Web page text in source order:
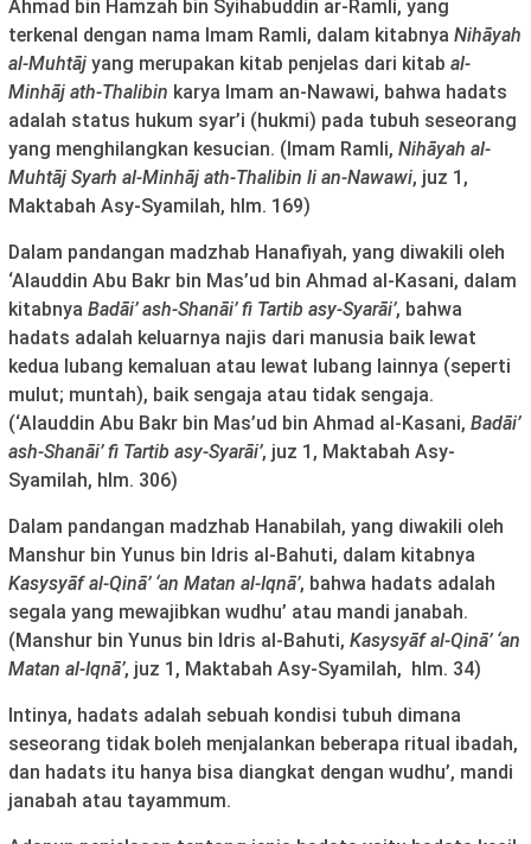
Ahmad bin Hamzah bin Syihabuddin ar-Ramli, yang
terkenal dengan nama Imam Ramli, dalam kitabnya Nihāyah
al-Muhtāj yang merupakan kitab penjelas dari kitab al-
Minhāj ath-Thalibin karya Imam an-Nawawi, bahwa hadats
adalah status hukum syar’i (hukmi) pada tubuh seseorang
yang menghilangkan kesucian. (Imam Ramli, Nihāyah al-
Muhtāj Syarh al-Minhāj ath-Thalibin li an-Nawawi, juz 1,
Maktabah Asy-Syamilah, hlm. 169)
Dalam pandangan madzhab Hanafiyah, yang diwakili oleh
‘Alauddin Abu Bakr bin Mas’ud bin Ahmad al-Kasani, dalam
kitabnya Badāi’ ash-Shanāi’ fi Tartib asy-Syarāi’, bahwa
hadats adalah keluarnya najis dari manusia baik lewat
kedua lubang kemaluan atau lewat lubang lainnya (seperti
mulut; muntah), baik sengaja atau tidak sengaja.
(‘Alauddin Abu Bakr bin Mas’ud bin Ahmad al-Kasani, Badāi’
ash-Shanāi’ fi Tartib asy-Syarāi’, juz 1, Maktabah Asy-
Syamilah, hlm. 306)
Dalam pandangan madzhab Hanabilah, yang diwakili oleh
Manshur bin Yunus bin Idris al-Bahuti, dalam kitabnya
Kasysyāf al-Qinā’ ‘an Matan al-Iqnā’, bahwa hadats adalah
segala yang mewajibkan wudhu’ atau mandi janabah.
(Manshur bin Yunus bin Idris al-Bahuti, Kasysyāf al-Qinā’ ‘an
Matan al-Iqnā’, juz 1, Maktabah Asy-Syamilah, hlm. 34)
Intinya, hadats adalah sebuah kondisi tubuh dimana
seseorang tidak boleh menjalankan beberapa ritual ibadah,
dan hadats itu hanya bisa diangkat dengan wudhu’, mandi
janabah atau tayammum.